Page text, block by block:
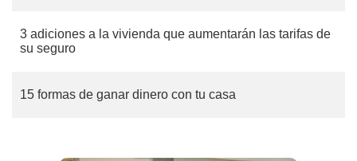
3 adiciones a la vivienda que aumentarán las tarifas de
su seguro
15 formas de ganar dinero con tu casa